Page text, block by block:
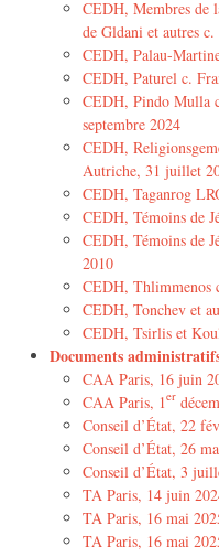
CEDH, Membres de
de Gldani et autres
CEDH, Palau-
CEDH, Paturel c.
CEDH, Pindo Mulla
septembre 2024
CEDH,
Autriche, 31 juillet
CEDH, Taganrog
CEDH, Témoins de
CEDH, Témoins de
2010
CEDH, Thlimmenos
CEDH, Tonchev et
CEDH, Tsirlis et
Documents
CAA Paris, 16 juin
CAA Paris, 1er
Conseil d’État, 22
Conseil d’État, 26
Conseil d’État, 3
TA Paris, 14 juin
TA Paris, 16 mai
TA Paris, 16 mai